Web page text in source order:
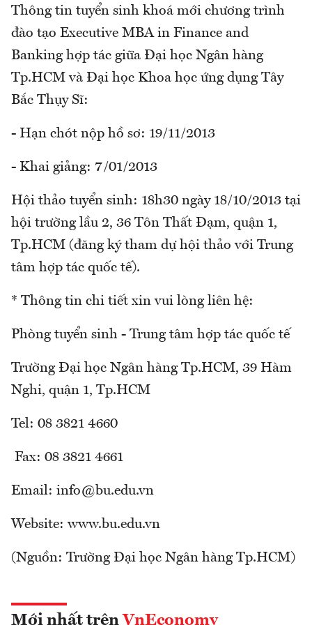
Thông tin tuyển sinh khoá mới chương trình
đào tạo Executive MBA in Finance and
Banking hợp tác giữa Đại học Ngân hàng
Tp.HCM và Đại học Khoa học ứng dụng Tây
Bắc Thụy Sĩ:
- Hạn chót nộp hồ sơ: 19/11/2013
- Khai giảng: 7/01/2013
Hội thảo tuyển sinh: 18h30 ngày 18/10/2013 tại
hội trường lầu 2, 36 Tôn Thất Đạm, quận 1,
Tp.HCM (đăng ký tham dự hội thảo với Trung
tâm hợp tác quốc tế).
* Thông tin chi tiết xin vui lòng liên hệ:
Phòng tuyển sinh - Trung tâm hợp tác quốc tế
Trường Đại học Ngân hàng Tp.HCM, 39 Hàm
Nghi, quận 1, Tp.HCM
Tel: 08 3821 4660
Fax: 08 3821 4661
Email: info@bu.edu.vn
Website: www.bu.edu.vn
(Nguồn: Trường Đại học Ngân hàng Tp.HCM)
Mới nhất trên VnEconomy